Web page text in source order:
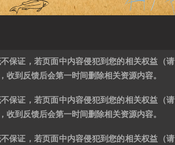
保证，若页面中内容侵犯到您的相关权益（请
到反馈后会第一时间删除相关资源内容。
保证，若页面中内容侵犯到您的相关权益（请
到反馈后会第一时间删除相关资源内容。
保证，若页面中内容侵犯到您的相关权益（请